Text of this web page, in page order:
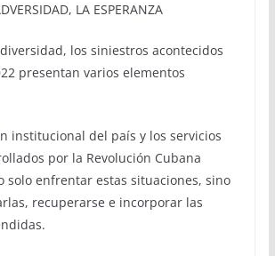
LA ESPERANZA
los siniestros acontecidos
presentan varios elementos
institucional del país y los servicios
por la Revolución Cubana
solo enfrentar estas situaciones, sino
recuperarse e incorporar las